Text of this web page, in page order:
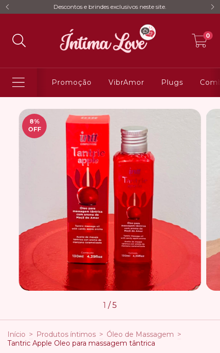
Descontos e brindes exclusivos neste site.
0
Promoção VibrAmor Plugs
8%
OFF
1 /5
Início > Produtos íntimos > Óleo de Massagem >
Tantric Apple Oleo para massagem tântrica